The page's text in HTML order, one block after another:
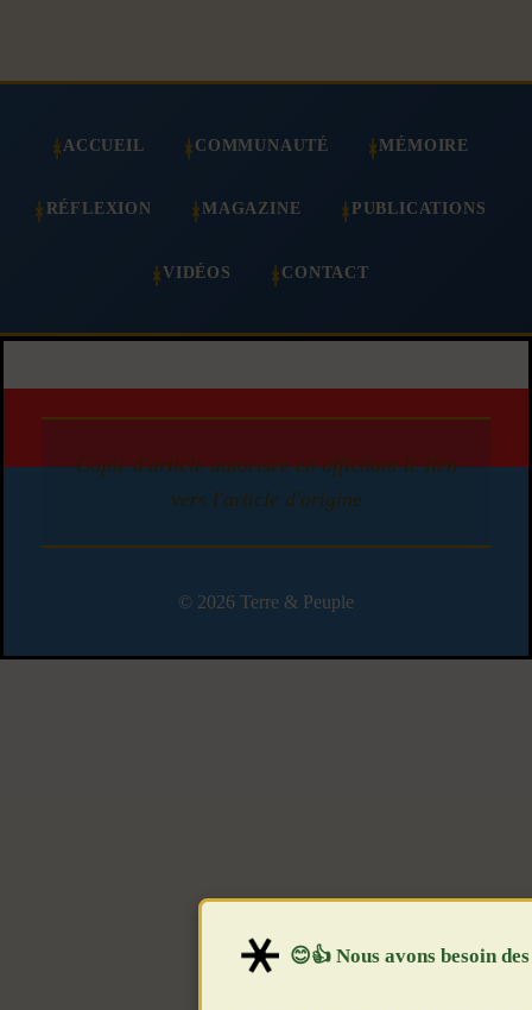
ACCUEIL COMMUNAUTÉ MÉMOIRE
RÉFLEXION MAGAZINE PUBLICATIONS
VIDÉOS CONTACT
Copie d'article autorisée en affichant le lien
vers l'article d'origine
© 2026 Terre & Peuple